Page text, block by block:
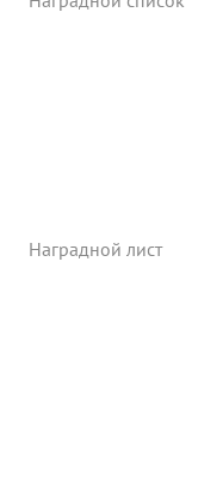
Наградной лист